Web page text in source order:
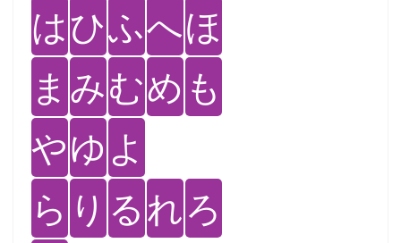
はひふへほ
ま みむめ も
やゆ よ
ら り るれろ